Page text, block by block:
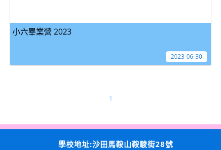
小六畢業營 2023
2023-06-30
1
學校地址:沙田馬鞍山鞍駿街28號